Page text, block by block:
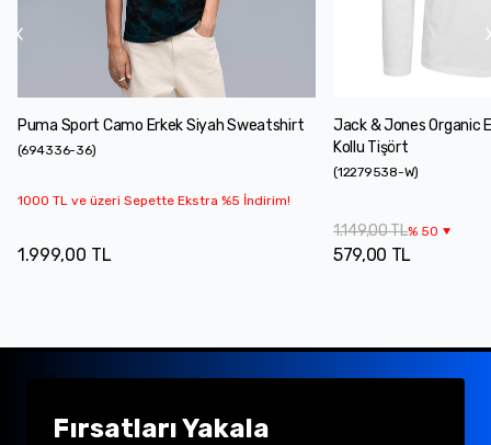
Puma Sport Camo Erkek Siyah Sweatshirt
(694336-36)
1000 TL ve üzeri Sepette Ekstra %5 İndirim!
1.999,00 TL
Jack & Jones Organic
Kollu Tişört
(12279538-W)
1.149,00 TL% 50
579,00 TL
Fırsatları Yakala